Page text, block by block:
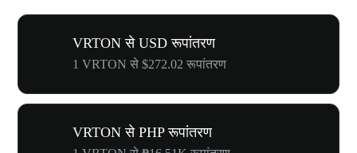
VRTON से USD रूपांतरण
1 VRTON से $272.02 रूपांतरण
VRTON से PHP रूपांतरण